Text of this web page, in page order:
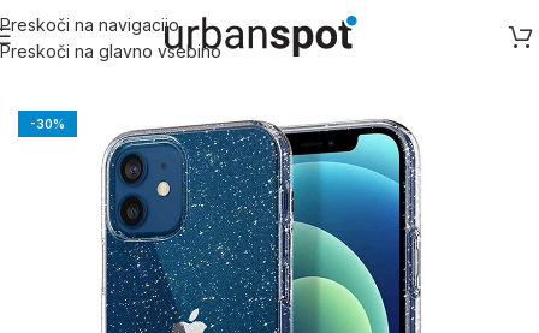
Preskoči na navigacijo
Preskoči na glavno vsebino
Domov/Samsung/Samsung S serija Galaxy S21 FE
-30%